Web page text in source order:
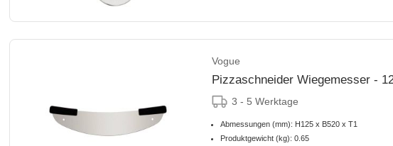
Vogue
Pizzaschneider Wiegemesser -
3 - 5 Werktage
Abmessungen (mm): H125 x B520 x T1
Produktgewicht (kg): 0.65